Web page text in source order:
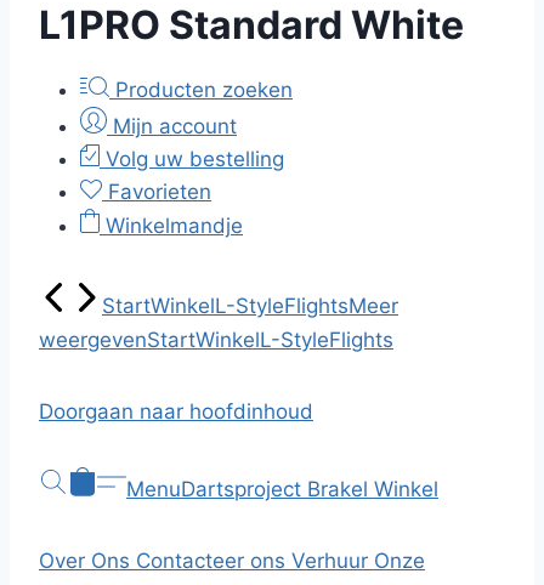
L1PRO Standard White
Producten zoeken
Mijn account
Volg uw bestelling
Favorieten
Winkelmandje
StartWinkelL-StyleFlightsMeer
weergevenStartWinkelL-StyleFlights
Doorgaan naar hoofdinhoud
MenuDartsproject Brakel Winkel
Over Ons Contacteer ons Verhuur Onze